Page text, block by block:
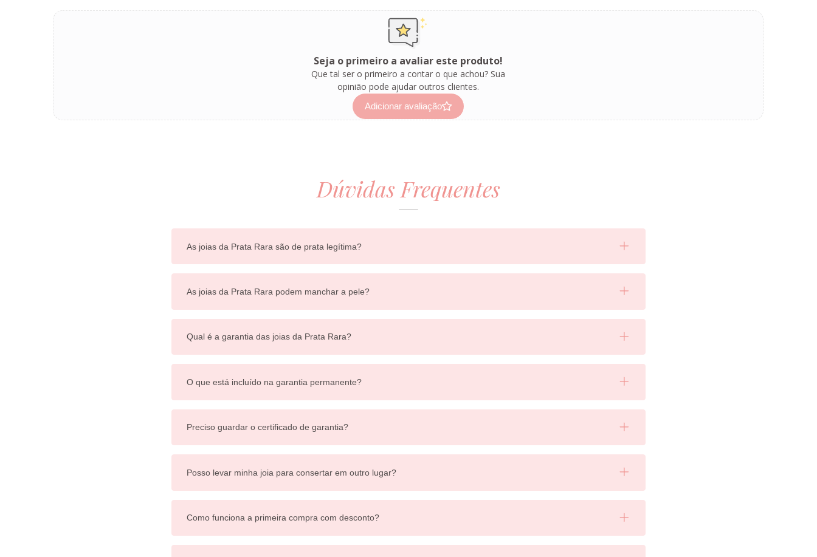
Seja o primeiro a avaliar este produto!
Que tal ser o primeiro a contar o que achou? Sua
opinião pode ajudar outros clientes.
Adicionar avaliação
Dúvidas Frequentes
As joias da Prata Rara são de prata legítima?
As joias da Prata Rara podem manchar a pele?
Qual é a garantia das joias da Prata Rara?
O que está incluído na garantia permanente?
Preciso guardar o certificado de garantia?
Posso levar minha joia para consertar em outro lugar?
Como funciona a primeira compra com desconto?